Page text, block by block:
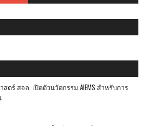
ตร์ สจล. เปิดตัวนวัตกรรม AIEMS สำหรับการ